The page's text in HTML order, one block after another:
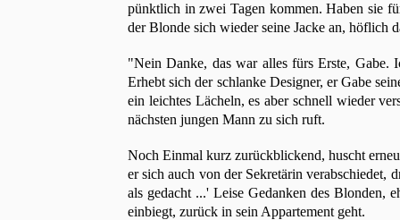
pünktlich in zwei Tagen kommen. Haben sie
der Blonde sich wieder seine Jacke an, höflich
"Nein Danke, das war alles fürs Erste, Gabe.
Erhebt sich der schlanke Designer, er Gabe
ein leichtes Lächeln, es aber schnell wieder
nächsten jungen Mann zu sich ruft.
Noch Einmal kurz zurückblickend, huscht
er sich auch von der Sekretärin verabschiedet,
als gedacht ...' Leise Gedanken des Blonden,
einbiegt, zurück in sein Appartement geht.